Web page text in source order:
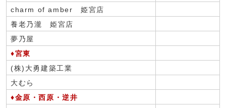
charm of amber 姫宮店
養老乃瀧 姫宮店
夢乃屋
♦宮東
(株)大勇建築工業
大むら
♦金原・西原・逆井